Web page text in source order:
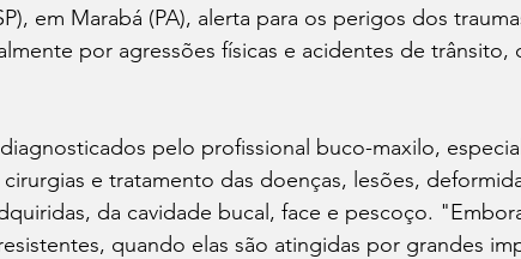
em Marabá (PA), alerta para os perigos dos
por agressões físicas e acidentes de trânsito,
pelo profissional buco-maxilo,
e tratamento das doenças, lesões,
da cavidade bucal, face e pescoço.
quando elas são atingidas por grandes